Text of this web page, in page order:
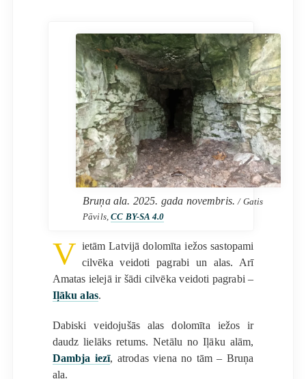
Bruņa ala. 2025. gada novembris./ Gatis
Pāvils,CC BY-SA 4.0
V ietām Latvijā dolomīta iežos sastopami
cilvēka veidoti pagrabi un alas. Arī
Amatas ielejā ir šādi cilvēka veidoti pagrabi –
Iļāku alas.
Dabiski veidojušās alas dolomīta iežos ir
daudz lielāks retums. Netālu no Iļāku alām,
Dambja iezī, atrodas viena no tām – Bruņa
ala.